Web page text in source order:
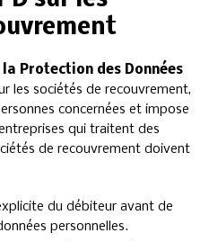
Protection des Données
les sociétés de recouvrement,
concernées et impose
qui traitent des
de recouvrement doivent
du débiteur avant de
personnelles.